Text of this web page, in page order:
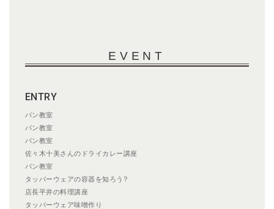
EVENT
ENTRY
パン教室
パン教室
パン教室
佐々木十美さんのドライカレー講座
パン教室
タッパーウェアの容器を知ろう?
店長平井の料理講座
タッパーウェア味噌作り